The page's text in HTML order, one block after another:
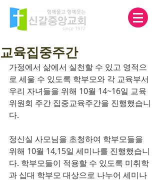
교육집중주간
가정에서 삶에서 실천할 수 있고 영적으
로 세울 수 있도록 학부모와 각 교육부서
우리 자녀들을 위해 10월 14~16일 교육
위원회 주간 집중교육주간을 진행했습니
다.
정신실 사모님을 초청하여 학부모들을
위해 10월 14,15일 세미나를 진행했습니
다. 학부모들이 적용할 수 있도록 미취학
과 십대 학부모 대상으로 나누어 세미나